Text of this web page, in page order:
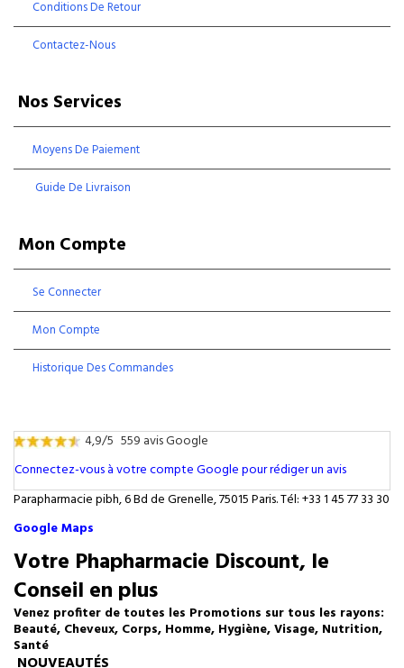
Conditions De Retour
Contactez-Nous
Nos Services
Moyens De Paiement
Guide De Livraison
Mon Compte
Se Connecter
Mon Compte
Historique Des Commandes
4,9/5 559 avis Google
Connectez-vous à votre compte Google pour rédiger un avis
Parapharmacie pibh, 6 Bd de Grenelle, 75015 Paris. Tél: +33 1 45 77 33 30
Google Maps
Votre Phapharmacie Discount, le
Conseil en plus
Venez profiter de toutes les Promotions sur tous les rayons:
Beauté, Cheveux, Corps, Homme, Hygiène, Visage, Nutrition,
Santé